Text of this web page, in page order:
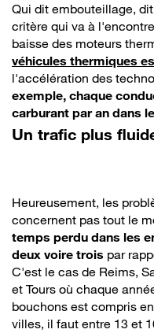
Qui dit embouteillage,
critère qui va à
baisse des moteurs
véhicules thermiques
l'accélération des
exemple, chaque
carburant par an dans
Un trafic plus
Heureusement, les
concernent pas tout le
temps perdu dans les
deux voire trois par
C'est le cas de Reims,
et Tours où chaque
bouchons est compris
villes, il faut entre 13 et